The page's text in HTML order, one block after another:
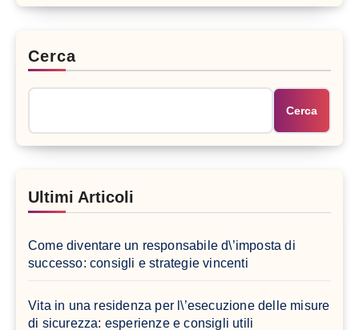
Cerca
Cerca
Ultimi Articoli
Come diventare un responsabile d\’imposta di
successo: consigli e strategie vincenti
Vita in una residenza per l\’esecuzione delle misure
di sicurezza: esperienze e consigli utili